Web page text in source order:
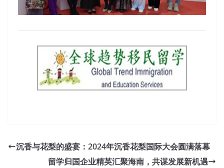
沉香与花梨的盛宴：2024年沉香花梨国际大会圆满落幕
留学归国企业精英汇聚海南，共谋发展新机遇